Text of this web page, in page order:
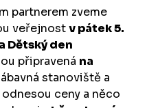
partnerem zveme
veřejnostv pátek 5.
Dětský den
připravená na
stanoviště a
ceny a něco